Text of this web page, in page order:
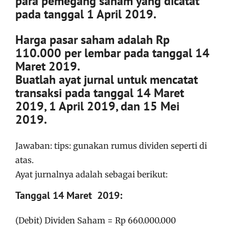
pada tanggal 1 April 2019.
Harga pasar saham adalah Rp
110.000 per lembar pada tanggal 14
Maret 2019.
Buatlah ayat jurnal untuk mencatat
transaksi pada tanggal 14 Maret
2019, 1 April 2019, dan 15 Mei
2019.
Jawaban: tips: gunakan rumus dividen seperti di
atas.
Ayat jurnalnya adalah sebagai berikut:
Tanggal 14 Maret 2019:
(Debit) Dividen Saham = Rp 660.000.000